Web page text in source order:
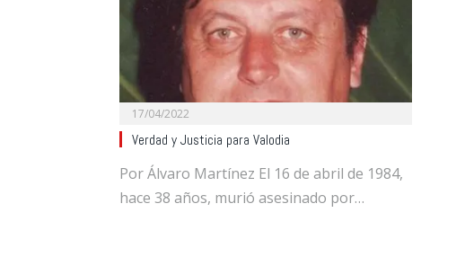
17/04/2022
Verdad y Justicia para Valodia
Por Álvaro Martínez El 16 de abril de 1984,
hace 38 años, murió asesinado por…